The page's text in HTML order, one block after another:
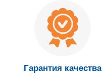
Гарантия качества